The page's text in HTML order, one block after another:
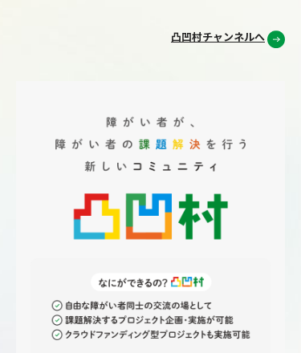
保護犬・保護猫のお世話やトリミングを
える入り口を、ひとつずつ事業として増
やしてきました。 どの事業も、出発点は
「障がい × ○○で選択肢を増やす」で
した犬や猫のお世話、トリミング、トレ
ーニングを、そのまま障がいのある方の
仕事にしています。働く場所が生まれ
事業として成立させています。 社会の課
から次へ、と順番に進んでいては、いつ
までも追いつきません。だから、課題と
課題を重ねて解くことを考えています。
状態になると、躁の状態のときに自分が
早期治療が大事です。 ただ活発的な
「躁」のときは、自分が「双極性障が
い」だと気づけないのでまわりが声をか
けて気づかせることが必要になります。
く治療方法が異なるのでうつ状態が「躁
鬱」の「うつ」によるものなのか、「う
つ病」の「うつ」によるものなのか、見
極めが重要になります。 躁鬱の治療に
治療の2つが並行しておこなわれます。う
つ病のような症状がひどく、あまりに自
己反省的になる場合は「認知行動療法」
をおこない、物事の受け取り方を正して
いきます。 また病気を受け入れ、コント
し
合
凸凹村チャンネルへ